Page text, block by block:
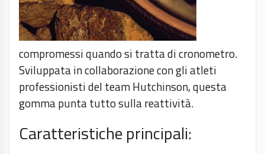
compromessi quando si tratta di cronometro.
Sviluppata in collaborazione con gli atleti
professionisti del team Hutchinson, questa
gomma punta tutto sulla reattività.
Caratteristiche principali: